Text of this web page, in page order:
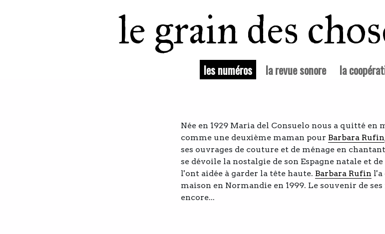
le grain des
les numéros(courante)
la revue sonore la
Née en 1929 Maria del Consuelo nous a quitté en
comme une deuxième maman pour Barbara Rufin
ses ouvrages de couture et de ménage en
se dévoile la nostalgie de son Espagne natale et de
l'ont aidée à garder la tête haute. Barbara Rufin l'a
maison en Normandie en 1999. Le souvenir de
encore...